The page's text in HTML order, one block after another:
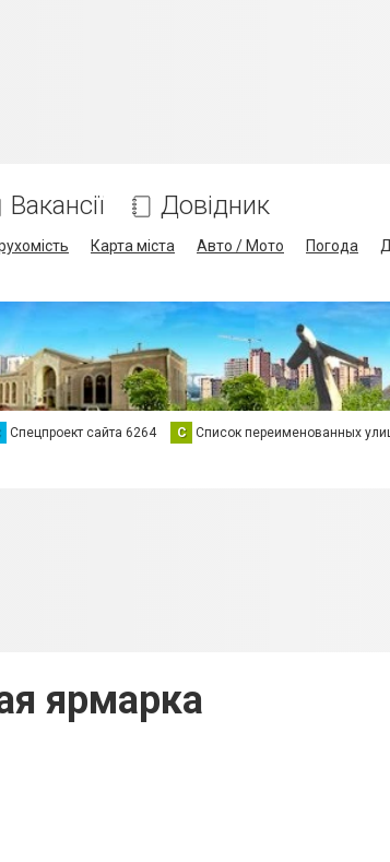
Вакансії Довідник
Карта міста Авто / Мото Погода
Спецпроект сайта 6264 С Список переименованных
ярмарка